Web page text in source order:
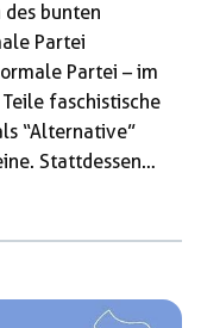
bunten
Partei
Partei – im
faschistische
“Alternative”
Stattdessen
zulassen das sie